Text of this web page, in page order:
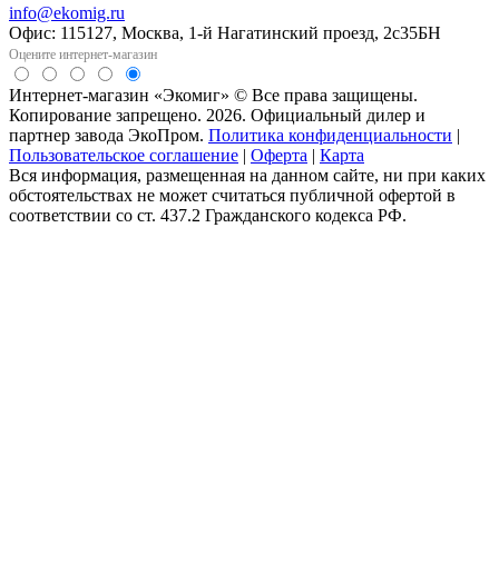
info@ekomig.ru
Офис: 115127, Москва, 1-й Нагатинский проезд, 2с35БН
Оцените интернет-магазин
Интернет-магазин «Экомиг» © Все права защищены.
Копирование запрещено. 2026. Официальный дилер и
партнер завода ЭкоПром. Политика конфиденциальности |
Пользовательское соглашение | Оферта | Карта
Вся информация, размещенная на данном сайте, ни при каких
обстоятельствах не может считаться публичной офертой в
соответствии со ст. 437.2 Гражданского кодекса РФ.